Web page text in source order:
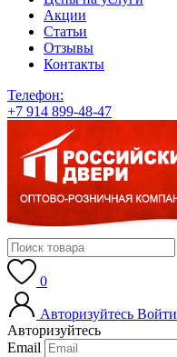
Акции
Статьи
Отзывы
Контакты
Телефон:
+7 914 899-48-47
0
Авторизуйтесь Войти
Авторизуйтесь
Email